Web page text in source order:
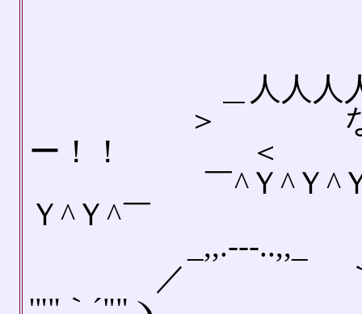
＿人人人人人人
＞ な な
ー！！ ＜
￣^Ｙ^Ｙ^Ｙ^Ｙ^
Ｙ^Ｙ^￣
_,,.-‐-..,,_
／ ｀